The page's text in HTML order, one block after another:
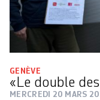
GENÈVE
«Le double
MERCREDI 20 MARS